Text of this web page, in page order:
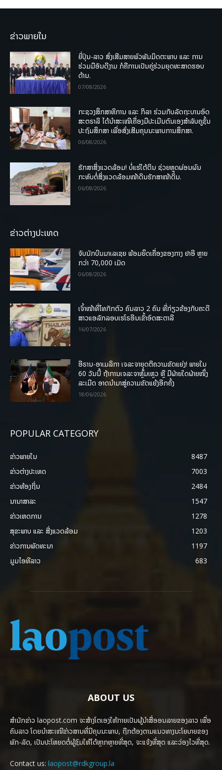
ຂ່າວພາຍໃນ
ຍີ່ປຸ່ນ-ລາວ ສົ່ງເສີມສາຍພົວພັນມິດຕະພາບ ແລະ ການ
ຮ່ວມມືອັນດີງາມ ກໍຄືການເປັນຄູ່ຮ່ວມຍຸດທະສາດຮອບ
ດ້ານ.
07/08/2026
ກະຊວງສຶກສາທິການ ແລະ ກິລາ ຮ່ວມກັບລັດຖະບານອົດ
ສະຕຣາລີ ໄດ້ນຳສະເໜີເຄື່ອງມືປະເມີນຕົນເອງສຳລັບຄູຊັ້ນ
ປະຖົມສຶກສາ ເພື່ອສົ່ງເສີມຄຸນນະພາບການສຶກສາ.
06/08/2026
ຮັກສາສິ່ງແວດລ້ອມ! ບໍ່ແຮ່ໃຕ້ດິນ ຊ່ວຍຫຼຸດຜ່ອນຜົນ
ກະທົບຕໍ່ສິ່ງແວດລ້ອມໜ້າດິນຮັກສາໜ້າດິນ.
06/08/2026
ຂ່າວຕ່າງປະເທດ
ຈັບນັກບິນມາເລເຊຍ ພ້ອມຍຶດເຄື່ອງຂອງກາງ ຢາອີ ຫຼາຍ
ກວ່າ 70,000 ເມັດ
06/08/2026
ເຈົ້າໜ້າທີ່ໄທກັກຕົວ ຄົນລາວ 2 ຄົນ ທີ່ກ່ຽວຂ້ອງກັບຄະດີ
ສາວແອລັກລອບເຮໂຣອີນເຂົ້າອົດສະຕາລີ
16/07/2026
ອີຣານ-ອາເມລິກາ ເຈລະຈາຍຸດຕິຄວາມຂັດແຍ່ງ! ພາຍໃນ
60 ວັນນີ້ ຖ້າການເຈລະຈາຫຼົ້ມເຫຼວ ຫຼື ມີຝ່າຍໃດຝ່າຍໜຶ່ງ
ລະເມີດ ອາດນໍາມາສູ່ຄວາມຂັດແຍ້ງອີກຄັ້ງ
18/06/2026
POPULAR CATEGORY
ຂ່າວພາຍ​ໃນ
8487
ຂ່າວຕ່າງປະເທດ
7003
ຂ່າວທ້ອງຖິ່ນ
2484
ນານາສາລະ
1547
ຂ່າວເຫດການ
1278
ສຸຂະພາບ ແລະ ສີ່ງແວດລ້ອມ
1203
ຂ່າວການພັດທະນາ
1197
ມູມໄອທີລາວ
683
ABOUT US
ສຳນັກຂ່າວ laopost.com ຈະສ້າງໂຕເອງໃຫ້ກາຍເປັນຜູ້ນຳສື່ອອນລາຍຂອງລາວ ເພື່ອ
ຄົນລາວ ໂດຍນຳສະເໜີຂ່າວສານທີ່ມີຄຸນນະພາບ, ຖືກຕ້ອງຕາມແນວທາງນະໂຍບາຍຂອງ
ພັກ-ລັດ, ເປັນປະໂຫຍດຕໍ່ຜູ້ຊົມໃຫ້ໄດ້ຫຼາກຫຼາຍທີ່ສຸດ, ຈະແຈ້ງທີ່ສຸດ ແລະວ່ອງໄວທີ່ສຸດ.
Contact us: laopost@rdkgroup.la